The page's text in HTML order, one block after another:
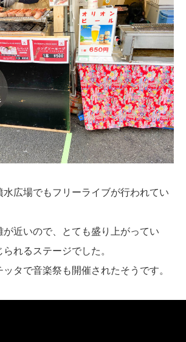
水広場でもフリーライブが行われてい
が近いので、とても盛り上がってい
れるステージでした。
タで音楽祭も開催されたそうです。